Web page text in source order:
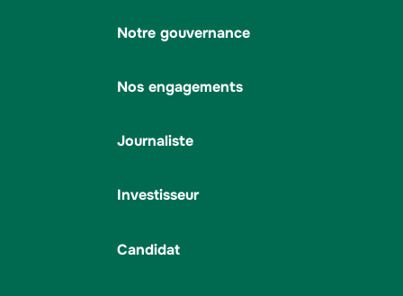
Notre gouvernance
Nos engagements
Journaliste
Investisseur
Candidat